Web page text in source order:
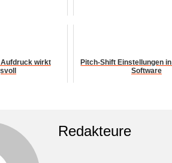
wirkt
Pitch-Shift Einstellungen
Software
Redakteure